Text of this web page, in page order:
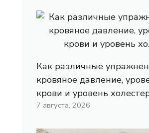
Как различные
кровяное давление,
крови и уровень
7 августа, 2026